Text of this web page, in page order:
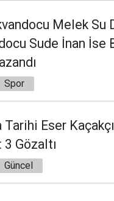
Melek Su
Sude İnan İse
Spor
Tarihi Eser
3 Gözaltı
Güncel